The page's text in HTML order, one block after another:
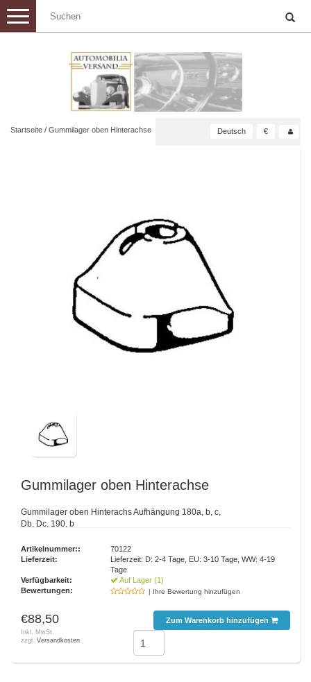
Toggle
navigation
Startseite / Gummilager oben Hinterachse Deutsch €
Gummilager oben Hinterachse
Gummilager oben Hinterachs Aufhängung 180a, b, c,
Db, Dc, 190, b
Artikelnummer::
70122
Lieferzeit:
Lieferzeit: D: 2-4 Tage, EU: 3-10 Tage, WW: 4-19
Tage
Verfügbarkeit:
Auf Lager (1)
Bewertungen:
| Ihre Bewertung hinzufügen
€88,50
Inkl. MwSt.
zzgl. Versandkosten
Zum Warenkorb hinzufügen